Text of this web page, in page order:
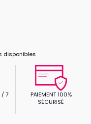
disponibles
/ 7
PAIEMENT 100%
SÉCURISÉ